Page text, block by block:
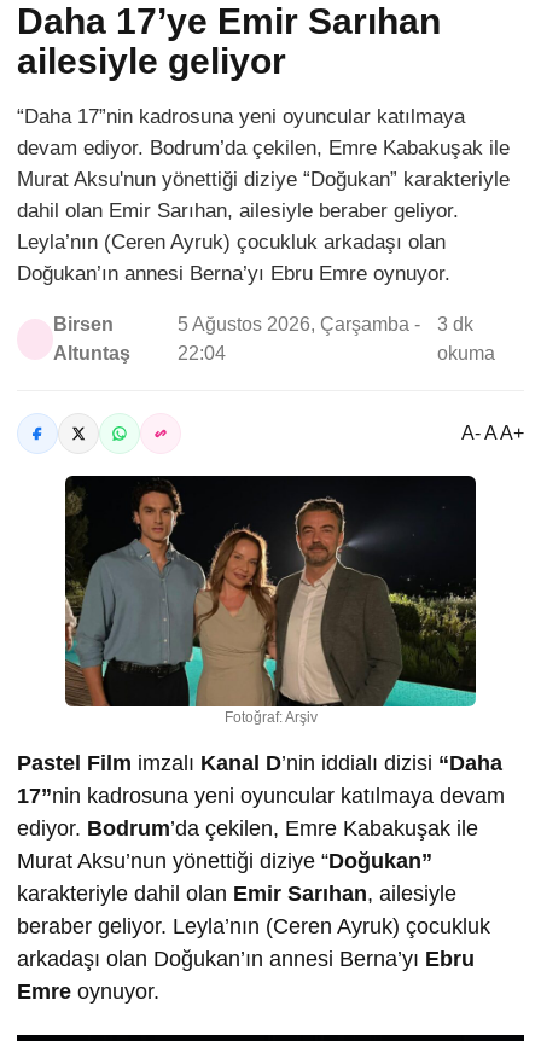
Daha 17’ye Emir Sarıhan
ailesiyle geliyor
“Daha 17”nin kadrosuna yeni oyuncular katılmaya
devam ediyor. Bodrum’da çekilen, Emre Kabakuşak ile
Murat Aksu'nun yönettiği diziye “Doğukan” karakteriyle
dahil olan Emir Sarıhan, ailesiyle beraber geliyor.
Leyla’nın (Ceren Ayruk) çocukluk arkadaşı olan
Doğukan’ın annesi Berna’yı Ebru Emre oynuyor.
Birsen
Altuntaş
5 Ağustos 2026, Çarşamba -
22:04
3 dk
okuma
A- A A+
Fotoğraf: Arşiv
Pastel Film imzalı Kanal D’nin iddialı dizisi “Daha
17”nin kadrosuna yeni oyuncular katılmaya devam
ediyor. Bodrum’da çekilen, Emre Kabakuşak ile
Murat Aksu’nun yönettiği diziye “Doğukan”
karakteriyle dahil olan Emir Sarıhan, ailesiyle
beraber geliyor. Leyla’nın (Ceren Ayruk) çocukluk
arkadaşı olan Doğukan’ın annesi Berna’yı Ebru
Emre oynuyor.